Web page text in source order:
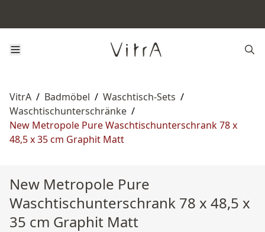
VitrA / Badmöbel / Waschtisch-Sets /
Waschtischunterschränke /
New Metropole Pure Waschtischunterschrank 78 x
48,5 x 35 cm Graphit Matt
New Metropole Pure
Waschtischunterschrank 78 x 48,5 x
35 cm Graphit Matt